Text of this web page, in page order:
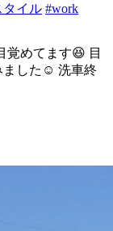
タイル #work
覚めてます😆 目
ました☺️ 洗車終